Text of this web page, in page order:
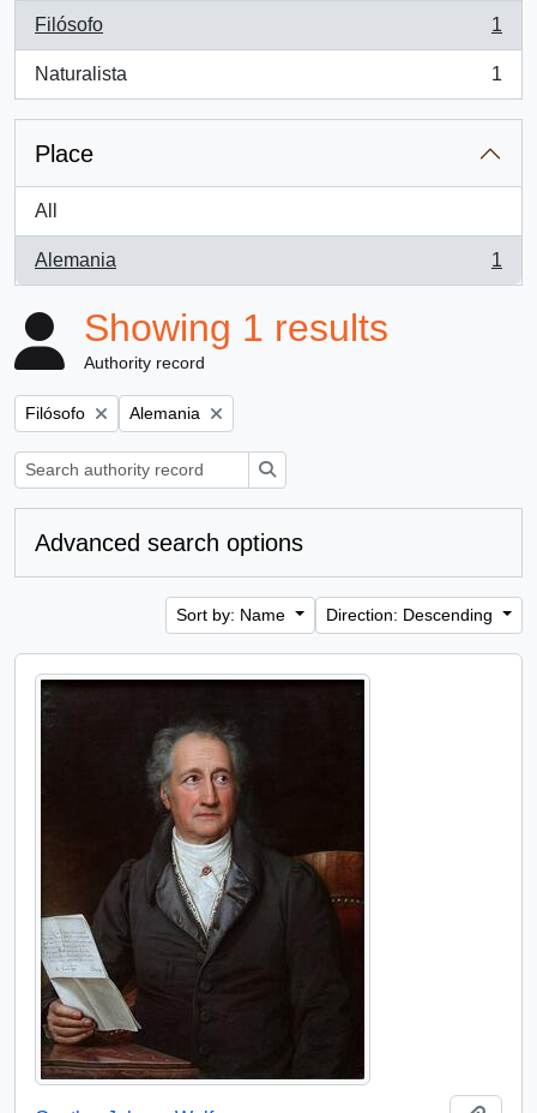
Filósofo
, 1 results
1
Naturalista
, 1 results
1
Place
All
Alemania
, 1 results
1
Showing 1 results
Authority record
Remove filter:
Filósofo Remove filter:
Alemania
Advanced search options
Sort by: Name Direction: Descending